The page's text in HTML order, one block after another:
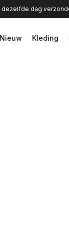
dag
Nieuw Kleding